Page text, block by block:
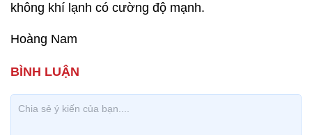
không khí lạnh có cường độ mạnh.
Hoàng Nam